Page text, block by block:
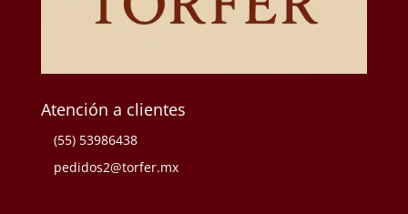
Atención a clientes
(55) 53986438
pedidos2@torfer.mx